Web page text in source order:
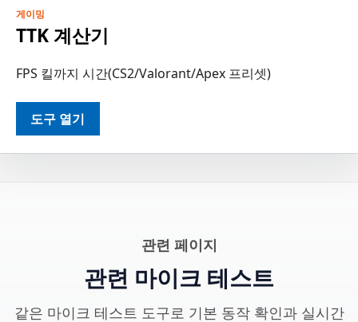
게이밍
TTK 계산기
FPS 킬까지 시간(CS2/Valorant/Apex 프리셋)
도구 열기
관련 페이지
관련 마이크 테스트
같은 마이크 테스트 도구로 기본 동작 확인과 실시간